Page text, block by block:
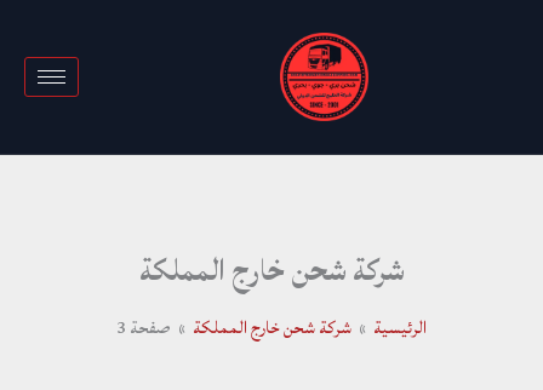
شركة شحن خارج المملكة
الرئيسية شركة شحن خارج المملكة صفحة 3